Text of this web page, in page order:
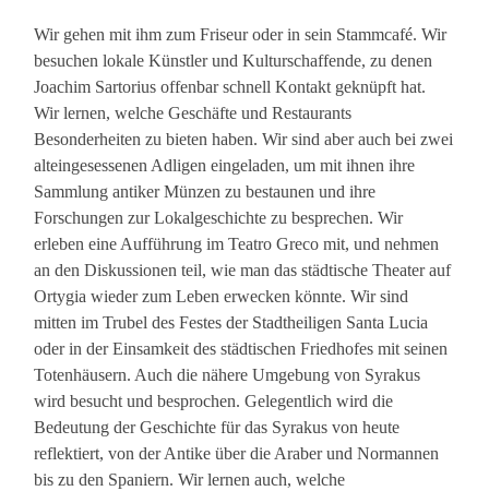
Wir gehen mit ihm zum Friseur oder in sein Stammcafé. Wir
besuchen lokale Künstler und Kulturschaffende, zu denen
Joachim Sartorius offenbar schnell Kontakt geknüpft hat.
Wir lernen, welche Geschäfte und Restaurants
Besonderheiten zu bieten haben. Wir sind aber auch bei zwei
alteingesessenen Adligen eingeladen, um mit ihnen ihre
Sammlung antiker Münzen zu bestaunen und ihre
Forschungen zur Lokalgeschichte zu besprechen. Wir
erleben eine Aufführung im Teatro Greco mit, und nehmen
an den Diskussionen teil, wie man das städtische Theater auf
Ortygia wieder zum Leben erwecken könnte. Wir sind
mitten im Trubel des Festes der Stadtheiligen Santa Lucia
oder in der Einsamkeit des städtischen Friedhofes mit seinen
Totenhäusern. Auch die nähere Umgebung von Syrakus
wird besucht und besprochen. Gelegentlich wird die
Bedeutung der Geschichte für das Syrakus von heute
reflektiert, von der Antike über die Araber und Normannen
bis zu den Spaniern. Wir lernen auch, welche